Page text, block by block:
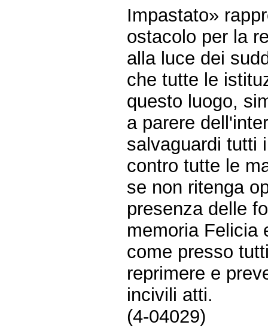
Impastato»
ostacolo per la
alla luce dei
che tutte le
questo luogo,
a parere
salvaguardi tutti
contro tutte le
se non ritenga
presenza delle
memoria Felicia
come presso
reprimere e
incivili atti.
(4-04029)